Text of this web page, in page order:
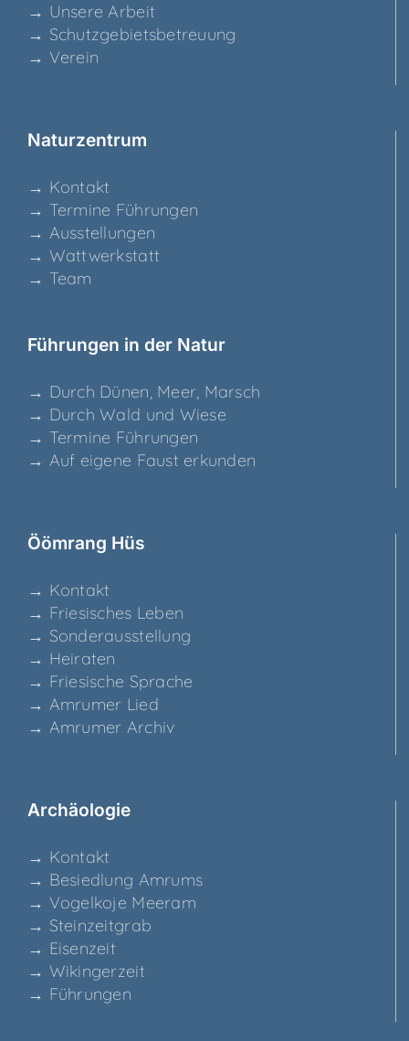
→ Unse­re Arbeit
→ Schutz­ge­biets­be­treu­ung
→ Ver­ein
Natur­zen­trum
→ Kon­takt
→ Ter­mi­ne Führungen
→ Aus­stel­lun­gen
→ Watt­werk­statt
→ Team
Füh­run­gen in der Natur
→ Durch Dünen, Meer, Marsch
→ Durch Wald und Wiese
→ Ter­mi­ne Führungen
→ Auf eige­ne Faust erkunden
Ööm­rang Hüs
→ Kon­takt
→ Frie­si­sches Leben
→ Son­der­aus­stel­lung
→ Hei­ra­ten
→ Frie­si­sche Sprache
→ Amru­mer Lied
→ Amru­mer Archiv
Archäo­lo­gie
→ Kon­takt
→ Besied­lung Amrums
→ Vogel­ko­je Meeram
→ Stein­zeit­grab
→ Eisen­zeit
→ Wikin­ger­zeit
→ Füh­run­gen